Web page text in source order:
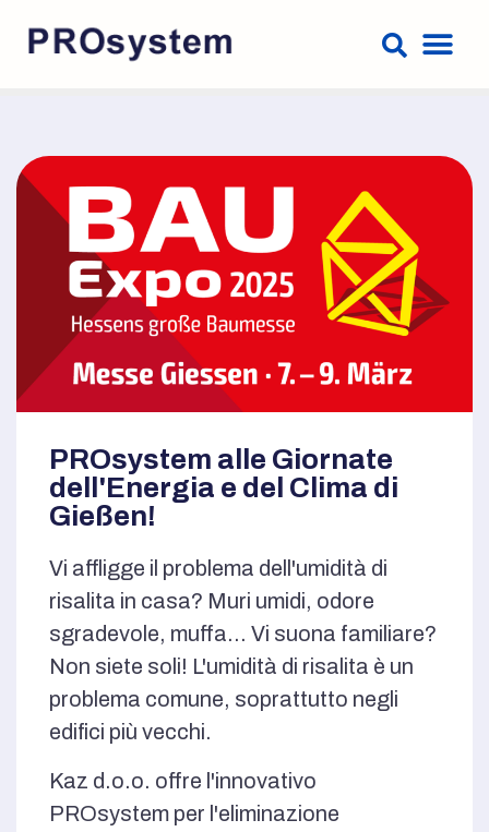
PROsystem alle Giornate
dell'Energia e del Clima di
Gießen!
Vi affligge il problema dell'umidità di
risalita in casa? Muri umidi, odore
sgradevole, muffa… Vi suona familiare?
Non siete soli! L'umidità di risalita è un
problema comune, soprattutto negli
edifici più vecchi.
Kaz d.o.o. offre l'innovativo
PROsystem per l'eliminazione